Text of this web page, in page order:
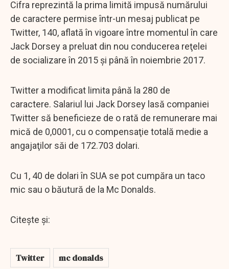
Cifra reprezintă la prima limită impusă numărului
de caractere permise într-un mesaj publicat pe
Twitter, 140, aflată în vigoare între momentul în care
Jack Dorsey a preluat din nou conducerea reţelei
de socializare în 2015 şi până în noiembrie 2017.
Twitter a modificat limita până la 280 de
caractere. Salariul lui Jack Dorsey lasă companiei
Twitter să beneficieze de o rată de remunerare mai
mică de 0,0001, cu o compensaţie totală medie a
angajaţilor săi de 172.703 dolari.
Cu 1, 40 de dolari în SUA se pot cumpăra un taco
mic sau o băutură de la Mc Donalds.
Citește și:
Twitter mc donalds